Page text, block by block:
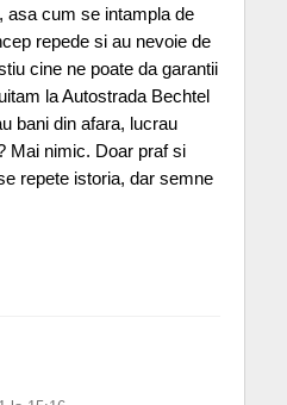
cum se intampla de
repede si au nevoie de
cine ne poate da garantii
la Autostrada Bechtel
bani din afara, lucrau
Mai nimic. Doar praf si
repete istoria, dar semne